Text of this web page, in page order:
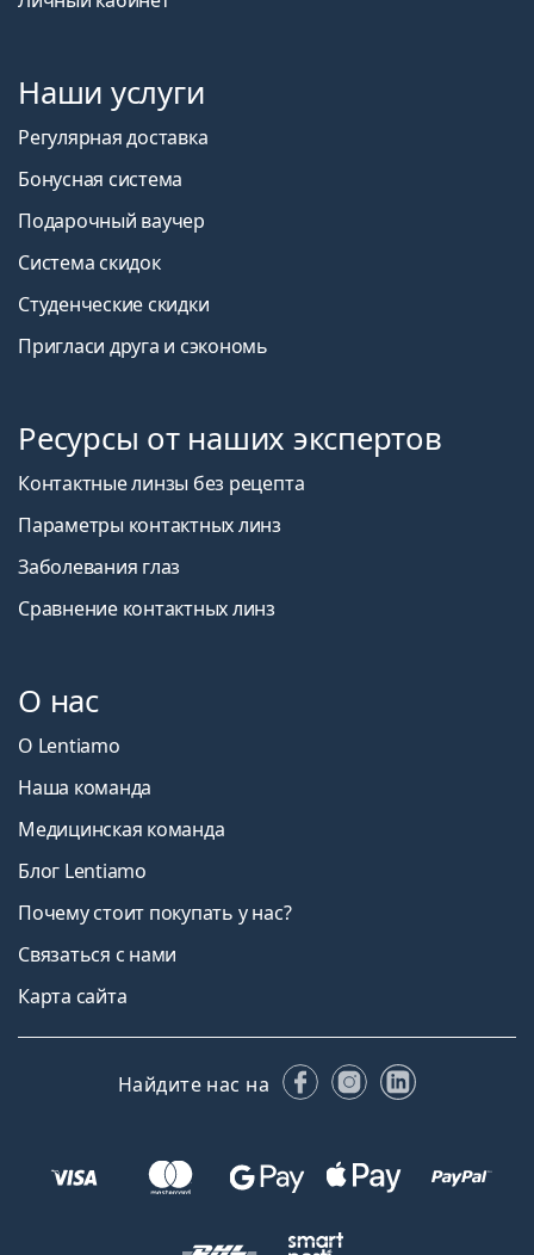
Наши услуги
Регулярная доставка
Бонусная система
Подарочный ваучер
Система скидок
Студенческие скидки
Пригласи друга и сэкономь
Ресурсы от наших экспертов
Контактные линзы без рецепта
Параметры контактных линз
Заболевания глаз
Сравнение контактных линз
О нас
О Lentiamo
Наша команда
Медицинская команда
Блог Lentiamo
Почему стоит покупать у нас?
Связаться с нами
Карта сайта
Найдите нас на FacebookInstagram
LinkedIn